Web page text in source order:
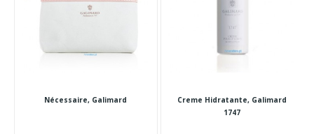
Nécessaire, Galimard
Creme Hidratante, Galimard
1747